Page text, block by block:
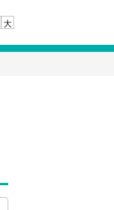
大